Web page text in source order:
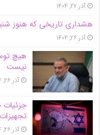
آذر ۲۷, ۱۴۰۴
هشداری تاریخی که هنوز
آذر ۲۶, ۱۴۰۴
هیچ
نیست
آذر ۲۶, ۱۴۰۴
آذر ۲۶, ۱۴۰۴